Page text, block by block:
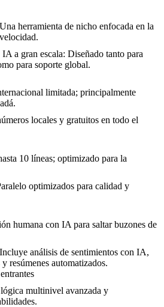
herramienta de nicho enfocada en la
a gran escala: Diseñado tanto para
para soporte global.
limitada; principalmente
locales y gratuitos en todo el
10 líneas; optimizado para la
optimizados para calidad y
humana con IA para saltar buzones de
análisis de sentimientos con IA,
resúmenes automatizados.
multinivel avanzada y